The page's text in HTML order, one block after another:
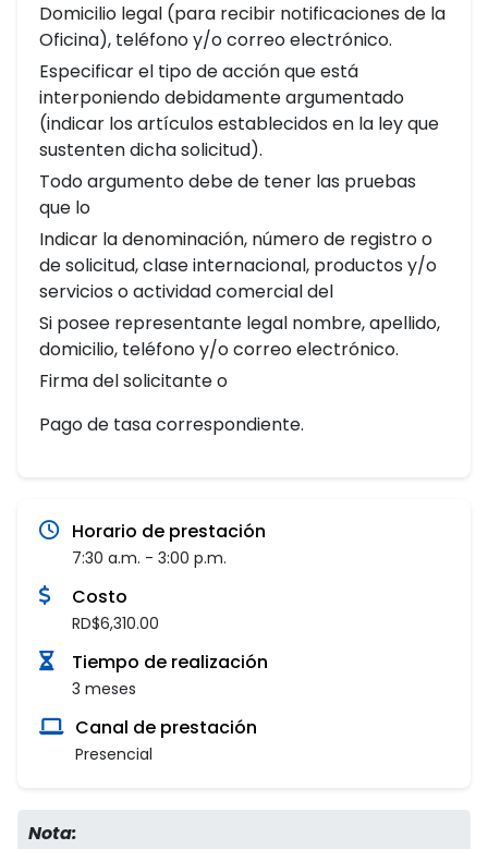
Domicilio legal (para recibir notificaciones de la
Oficina), teléfono y/o correo electrónico.
Especificar el tipo de acción que está
interponiendo debidamente argumentado
(indicar los artículos establecidos en la ley que
sustenten dicha solicitud).
Todo argumento debe de tener las pruebas
que lo
Indicar la denominación, número de registro o
de solicitud, clase internacional, productos y/o
servicios o actividad comercial del
Si posee representante legal nombre, apellido,
domicilio, teléfono y/o correo electrónico.
Firma del solicitante o
Pago de tasa correspondiente.
Horario de prestación
7:30 a.m. - 3:00 p.m.
Costo
RD$6,310.00
Tiempo de realización
3 meses
Canal de prestación
Presencial
Nota: